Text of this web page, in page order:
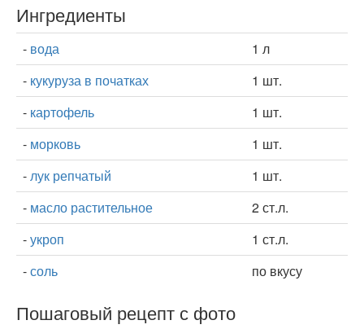
Ингредиенты
- вода
1 л
- кукуруза в початках
1 шт.
- картофель
1 шт.
- морковь
1 шт.
-лук репчатый
1 шт.
- масло растительное
2 ст.л.
-укроп
1 ст.л.
-соль по вкусу
Пошаговый рецепт с фото